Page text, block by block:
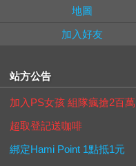
地圖
加入好友
站方公告
加入PS女孩 組隊瘋搶2百萬
超取登記送咖啡
綁定Hami Point 1點抵1元